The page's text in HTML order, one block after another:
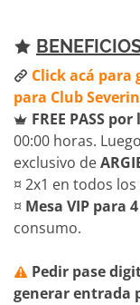
Click acá
para Club
FREE PASS
00:00 horas.
exclusivo de
¤ 2x1 en todos
¤ Mesa VIP para
consumo.
Pedir pase
generar entrada